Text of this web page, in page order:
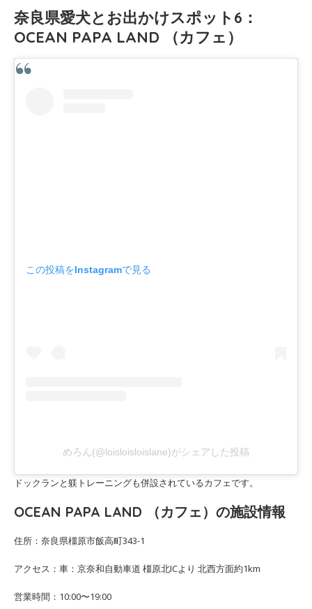
奈良県愛犬とお出かけスポット6：
OCEAN PAPA LAND （カフェ）
この投稿をInstagramで見る
めろん(@loisloisloislane)がシェアした投稿
ドックランと躾トレーニングも併設されているカフェです。
OCEAN PAPA LAND （カフェ）の施設情報
住所：奈良県橿原市飯高町343-1
アクセス：車：京奈和自動車道 橿原北ICより 北西方面約1km
営業時間：10:00〜19:00